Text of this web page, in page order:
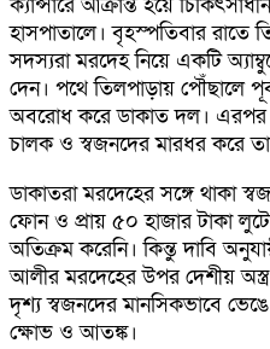
ক্যান্সারে আক্রান্ত হয়ে
হাসপাতালে। বৃহস্পতিবার রাতে
সদস্যরা মরদেহ নিয়ে একটি
দেন। পথে তিলপাড়ায় পৌঁছালে
অবরোধ করে ডাকাত দল। এরপর
চালক ও স্বজনদের মারধর করে
ডাকাতরা মরদেহের সঙ্গে থাকা
ফোন ও প্রায় ৫০ হাজার টাকা লুটে
অতিক্রম করেনি। কিন্তু দাবি
আলীর মরদেহের উপর দেশীয়
দৃশ্য স্বজনদের মানসিকভাবে
ক্ষোভ ও আতঙ্ক।